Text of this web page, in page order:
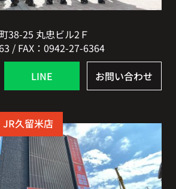
38-25 丸忠ビル2Ｆ
/ FAX：0942-27-6364
LINE お問い合わせ
JR久留米店